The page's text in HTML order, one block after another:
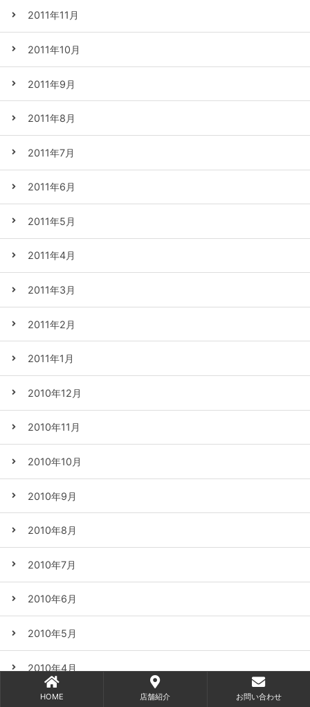
2011年11月
2011年10月
2011年9月
2011年8月
2011年7月
2011年6月
2011年5月
2011年4月
2011年3月
2011年2月
2011年1月
2010年12月
2010年11月
2010年10月
2010年9月
2010年8月
2010年7月
2010年6月
2010年5月
2010年4月
2010年3月
HOME 店舗紹介 お問い合わせ